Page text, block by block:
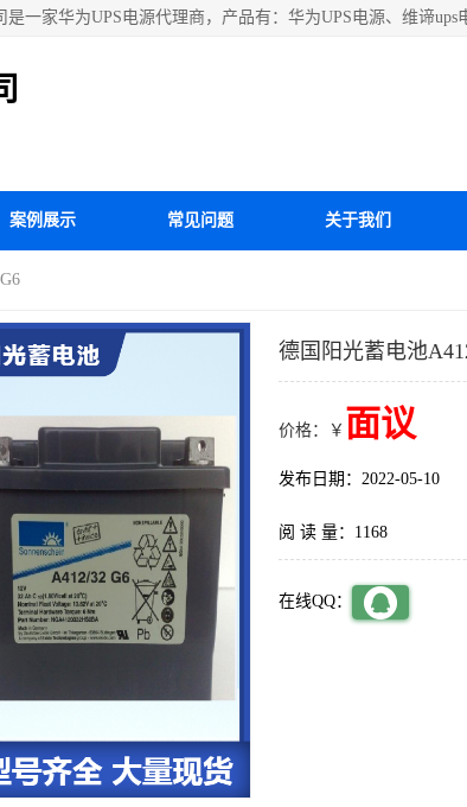
一家华为UPS电源代理商，产品有：华为UPS电源、维谛
案例展示 常见问题 关于我们
德国阳光蓄电池
价格：￥ 面议
发布日期：2022-05-10
阅 读 量：1168
在线QQ：